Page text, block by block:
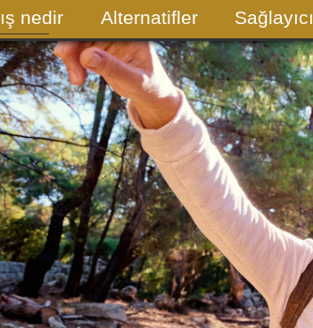
nedir Alternatifler